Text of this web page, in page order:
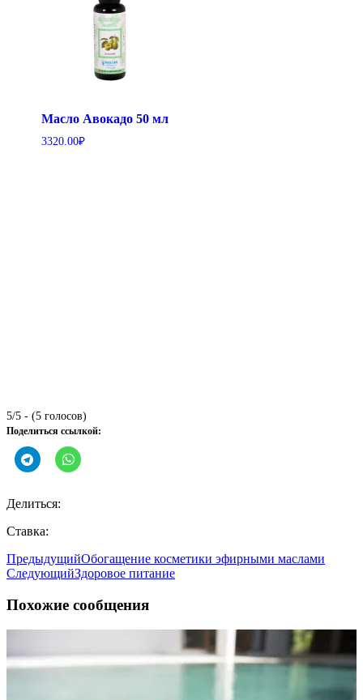
Масло Авокадо 50 мл
3320.00₽
5/5 - (5 голосов)
Поделиться ссылкой:
Делиться:
Ставка:
ПредыдущийОбогащение косметики эфирными маслами
СледующийЗдоровое питание
Похожие сообщения